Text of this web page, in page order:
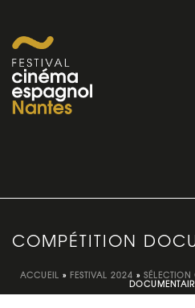
COMPÉTITION
ACCUEIL » FESTIVAL 2024 »